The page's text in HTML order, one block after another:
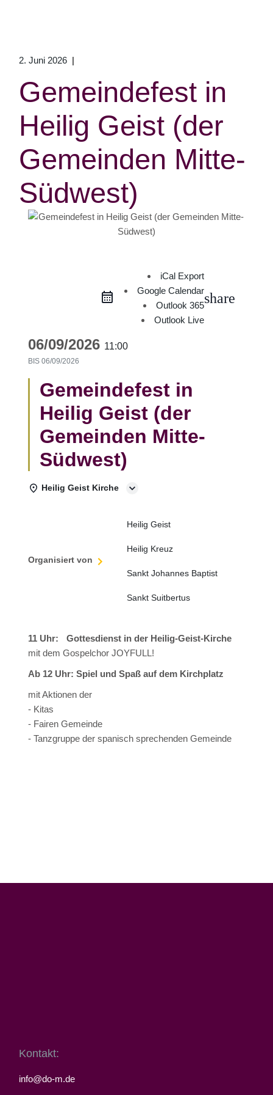
2. Juni 2026
Gemeindefest in
Heilig Geist (der
Gemeinden Mitte-
Südwest)
iCal Export
Google Calendar
Outlook 365
Outlook Live
share
06/09/2026 11:00
BIS06/09/2026
Gemeindefest in
Heilig Geist (der
Gemeinden Mitte-
Südwest)
Heilig Geist Kirche
Organisiert von
Heilig Geist
Heilig Kreuz
Sankt Johannes Baptist
Sankt Suitbertus
11 Uhr: Gottesdienst in der Heilig-Geist-Kirche
mit dem Gospelchor JOYFULL!
Ab 12 Uhr: Spiel und Spaß auf dem Kirchplatz
mit Aktionen der
- Kitas
- Fairen Gemeinde
- Tanzgruppe der spanisch sprechenden Gemeinde
Kontakt:
info@do-m.de